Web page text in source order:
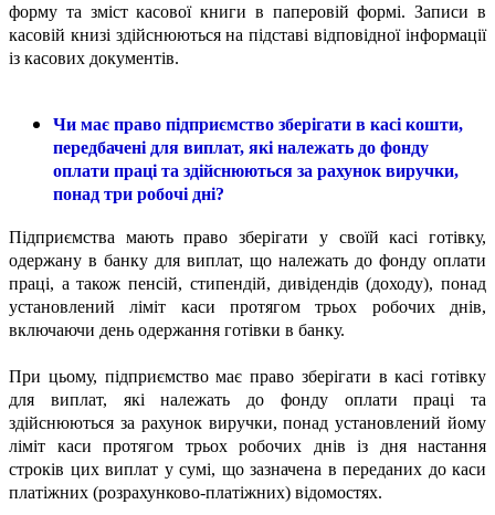
форму та зміст касової книги в паперовій формі. Записи в
касовій книзі здійснюються на підставі відповідної інформації
із касових документів.
Чи має право підприємство зберігати в касі кошти,
передбачені для виплат, які належать до фонду
оплати праці та здійснюються за рахунок виручки,
понад три робочі дні?
Підприємства мають право зберігати у своїй касі готівку,
одержану в банку для виплат, що належать до фонду оплати
праці, а також пенсій, стипендій, дивідендів (доходу), понад
установлений ліміт каси протягом трьох робочих днів,
включаючи день одержання готівки в банку.
При цьому, підприємство має право зберігати в касі готівку
для виплат, які належать до фонду оплати праці та
здійснюються за рахунок виручки, понад установлений йому
ліміт каси протягом трьох робочих днів із дня настання
строків цих виплат у сумі, що зазначена в переданих до каси
платіжних (розрахунково-платіжних) відомостях.